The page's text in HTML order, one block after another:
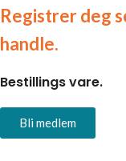
Registrer deg
handle.
Bestillings vare.
Bli medlem